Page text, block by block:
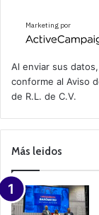
Marketing por
A
v
e
a
m
a
n
Al enviar sus
conforme al Aviso
de R.L. de C.V.
Más leidos